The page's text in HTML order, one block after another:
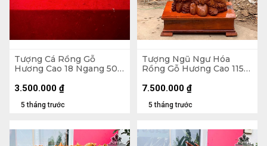
Tượng Cá Rồng Gỗ
Hương Cao 18 Ngang 50
5 tháng trước
3.500.000 ₫
Tượng Ngũ Ngư Hóa
Rồng Gỗ Hương Cao 115
Không Kỷ Cao 100 (cm)
5 tháng trước
7.500.000 ₫